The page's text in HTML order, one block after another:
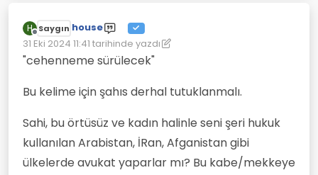
H
Çevrimdışı
Saygın house
31 Eki 2024 11:41 tarihinde yazdı
Son düzenleyen: house
"cehenneme sürülecek"
Bu kelime için şahıs derhal tutuklanmalı.
Sahi, bu örtüsüz ve kadın halinle seni şeri hukuk
kullanılan Arabistan, İRan, Afganistan gibi
ülkelerde avukat yaparlar mı? Bu kabe/mekkeye